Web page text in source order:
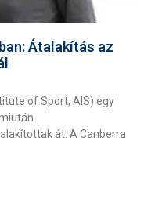
Átalakítás az
of Sport, AIS) egy
át. A Canberra